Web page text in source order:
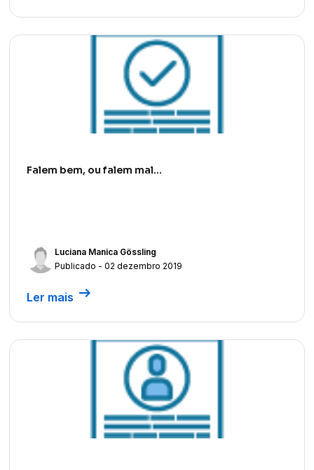
Falem bem, ou falem mal…
Luciana Manica Gössling
Publicado - 02 dezembro 2019
Ler mais arrow_right_alt